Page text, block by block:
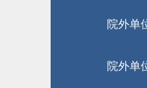
院外单
院外单